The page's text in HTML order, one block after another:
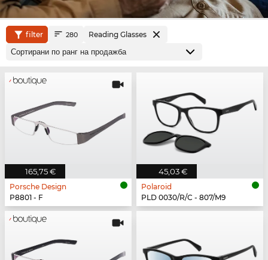
filter 280 Reading Glasses
165,75 €
Porsche Design
P8801 - F
45,03 €
Polaroid
PLD 0030/R/C - 807/M9